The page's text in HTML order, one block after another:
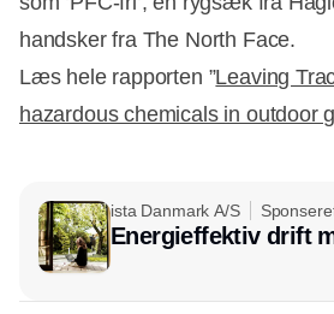
handsker fra The North Face.
Læs hele rapporten ”Leaving
hazardous chemicals in outdoor
ista Danmark A/S
Energieffektiv drift